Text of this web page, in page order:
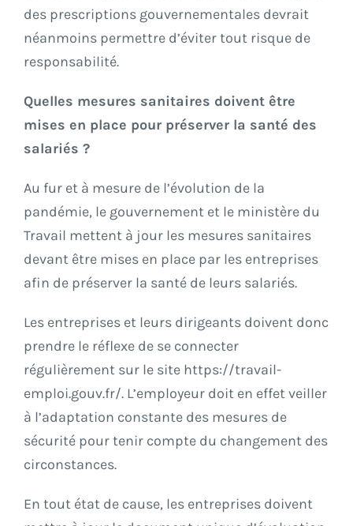
des prescriptions gouvernementales devrait
néanmoins permettre d’éviter tout risque de
responsabilité.
Quelles mesures sanitaires doivent être
mises en place pour préserver la santé des
salariés ?
Au fur et à mesure de l’évolution de la
pandémie, le gouvernement et le ministère du
Travail mettent à jour les mesures sanitaires
devant être mises en place par les entreprises
afin de préserver la santé de leurs salariés.
Les entreprises et leurs dirigeants doivent donc
prendre le réflexe de se connecter
régulièrement sur le site https://travail-
emploi.gouv.fr/. L’employeur doit en effet veiller
à l’adaptation constante des mesures de
sécurité pour tenir compte du changement des
circonstances.
En tout état de cause, les entreprises doivent